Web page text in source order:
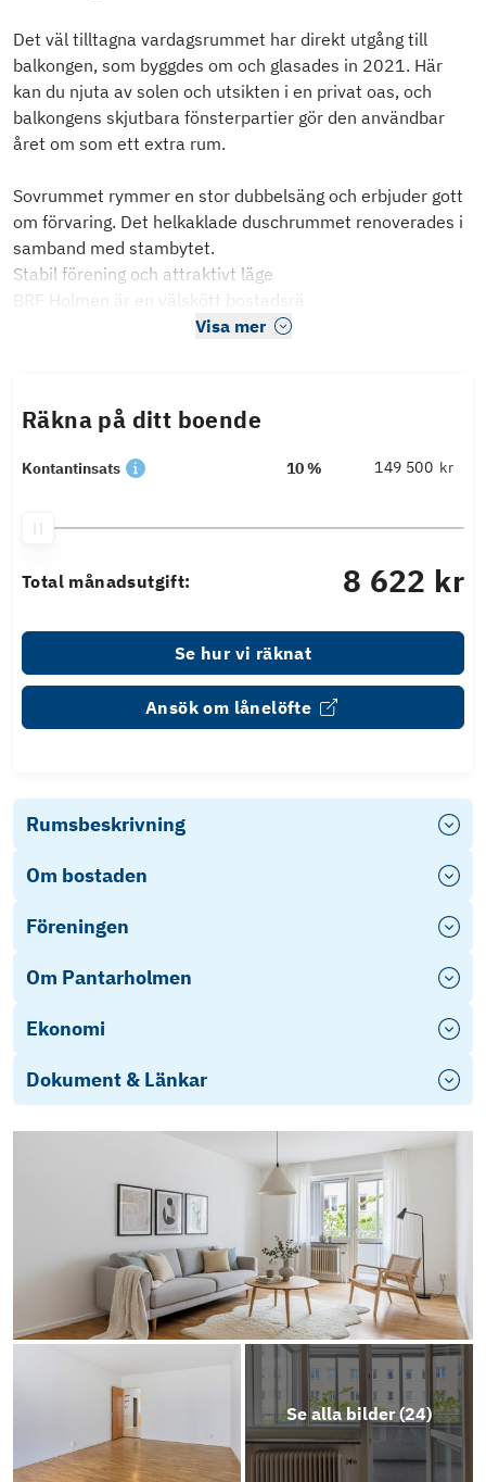
Det väl tilltagna vardagsrummet har direkt utgång till
balkongen, som byggdes om och glasades in 2021. Här
kan du njuta av solen och utsikten i en privat oas, och
balkongens skjutbara fönsterpartier gör den användbar
året om som ett extra rum.
Sovrummet rymmer en stor dubbelsäng och erbjuder gott
om förvaring. Det helkaklade duschrummet renoverades i
samband med stambytet.
Stabil förening och attraktivt läge
BRF Holmen är en välskött bostadsrä
Visa mer
Räkna på ditt boende
Kontantinsats 10 % kr
Total månadsutgift: 8 622 kr
Se hur vi räknat
Ansök om lånelöfte
Rumsbeskrivning
Om bostaden
Föreningen
Om Pantarholmen
Ekonomi
Dokument & Länkar
Stadgar
Energideklaration
Objektsbeskrivning
Se alla bilder (24)